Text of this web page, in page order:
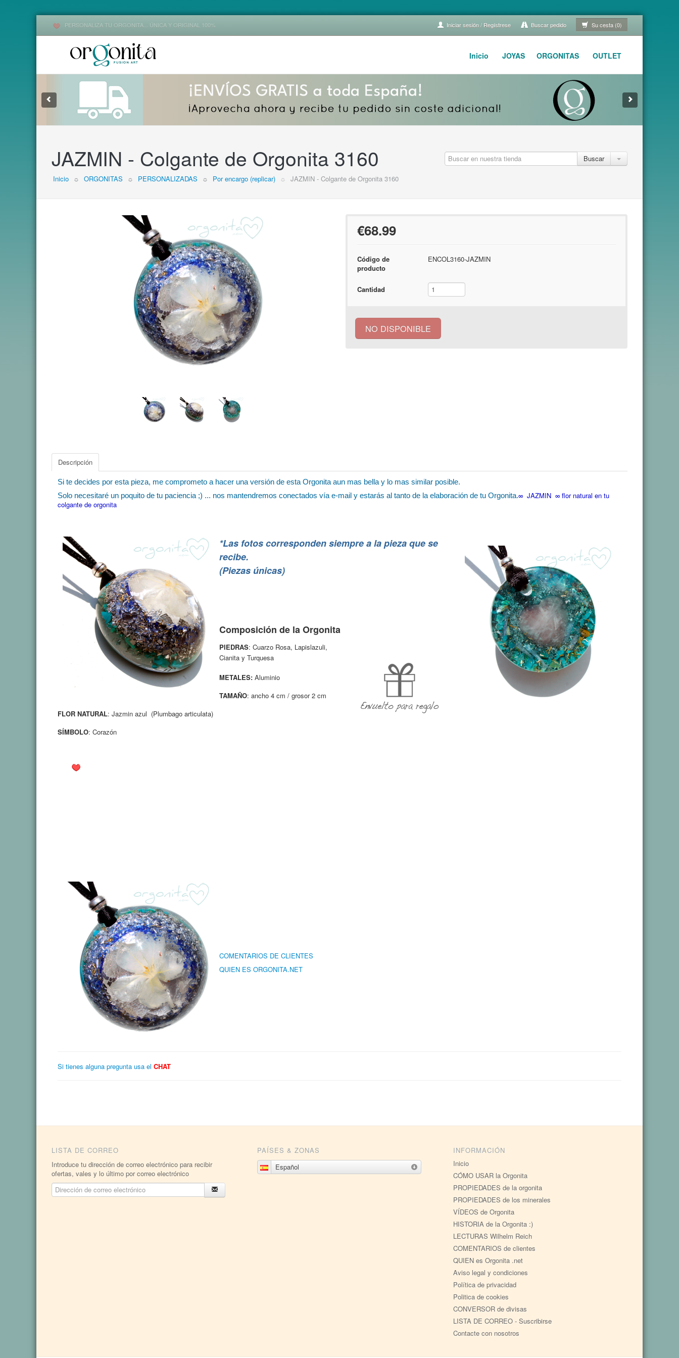
PERSONALIZA TU ORGONITA... ÚNICA Y ORIGINAL 100% Iniciar sesión / Regístrese Buscar pedido Su cesta (0)
Inicio JOYAS ORGONITAS OUTLET
JAZMIN - Colgante de Orgonita 3160
Inicio ☼ ORGONITAS ☼ PERSONALIZADAS ☼ Por encargo (replicar) ☼ JAZMIN - Colgante de Orgonita 3160
Buscar
€68.99
Código de
producto
ENCOL3160-JAZMIN
Cantidad
NO DISPONIBLE
Descripción
Si te decides por esta pieza, me comprometo a hacer una versión de esta Orgonita aun mas bella y lo mas similar posible.
Solo necesitaré un poquito de tu paciencia ;) ... nos mantendremos conectados vía e-mail y estarás al tanto de la elaboración de tu Orgonita.∞ JAZMIN ∞ flor natural en tu
colgante de orgonita
*Las fotos corresponden siempre a la pieza que se
recibe.
(Piezas únicas)
Composición de la Orgonita
PIEDRAS: Cuarzo Rosa, Lapislazuli,
Cianita y Turquesa
METALES: Aluminio
TAMAÑO: ancho 4 cm / grosor 2 cm
FLOR NATURAL: Jazmin azul (Plumbago articulata)
SÍMBOLO: Corazón
COMENTARIOS DE CLIENTES
QUIEN ES ORGONITA.NET
Si tienes alguna pregunta usa el CHAT
LISTA DE CORREO
Introduce tu dirección de correo electrónico para recibir
ofertas, vales y lo último por correo electrónico
PAÍSES & ZONAS
Español
INFORMACIÓN
Inicio
CÓMO USAR la Orgonita
PROPIEDADES de la orgonita
PROPIEDADES de los minerales
VÍDEOS de Orgonita
HISTORIA de la Orgonita :)
LECTURAS Wilhelm Reich
COMENTARIOS de clientes
QUIEN es Orgonita .net
Aviso legal y condiciones
Política de privacidad
Politica de cookies
CONVERSOR de divisas
LISTA DE CORREO - Suscribirse
Contacte con nosotros